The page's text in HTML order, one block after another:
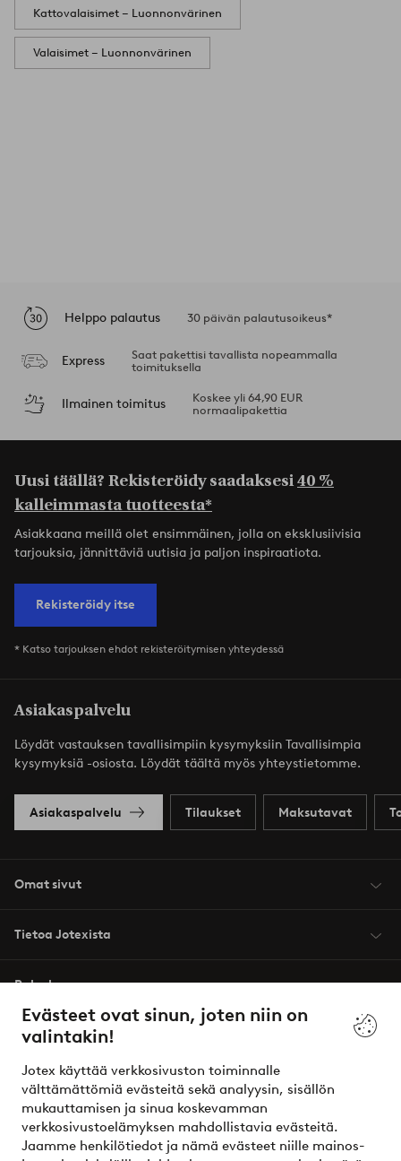
Evästeet ovat sinun, joten niin on
valintakin!
Jotex käyttää verkkosivuston toiminnalle
välttämättömiä evästeitä sekä analyysin, sisällön
mukauttamisen ja sinua koskevamman
verkkosivustoelämyksen mahdollistavia evästeitä.
Jaamme henkilötiedot ja nämä evästeet niille mainos-
Kattovalaisimet – Luonnonvärinen
Valaisimet – Luonnonvärinen
Helppo palautus 30 päivän palautusoikeus*
Express
Saat pakettisi tavallista nopeammalla
toimituksella
Ilmainen toimitus
Koskee yli 64,90 EUR
normaalipakettia
Uusi täällä? Rekisteröidy saadaksesi40 %
kalleimmasta tuotteesta*
Asiakkaana meillä olet ensimmäinen, jolla on eksklusiivisia
tarjouksia, jännittäviä uutisia ja paljon inspiraatiota.
Rekisteröidy itse
* Katso tarjouksen ehdot rekisteröitymisen yhteydessä
Asiakaspalvelu
Löydät vastauksen tavallisimpiin kysymyksiin Tavallisimpia
kysymyksiä -osiosta. Löydät täältä myös yhteystietomme.
Asiakaspalvelu Tilaukset Maksutavat
Omat sivut
Tietoa Jotexista
Palvelumme
Ehdot
Ystävät